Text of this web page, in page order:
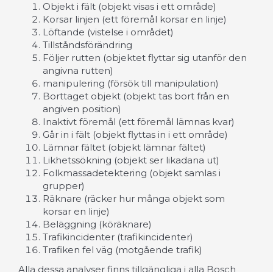
Objekt i fält (objekt visas i ett område)
Korsar linjen (ett föremål korsar en linje)
Löftande (vistelse i området)
Tillståndsförändring
Följer rutten (objektet flyttar sig utanför den
angivna rutten)
manipulering (försök till manipulation)
Borttaget objekt (objekt tas bort från en
angiven position)
Inaktivt föremål (ett föremål lämnas kvar)
Går in i fält (objekt flyttas in i ett område)
Lämnar fältet (objekt lämnar fältet)
Likhetssökning (objekt ser likadana ut)
Folkmassadetektering (objekt samlas i
grupper)
Räknare (räcker hur många objekt som
korsar en linje)
Beläggning (köräknare)
Trafikincidenter (trafikincidenter)
Trafiken fel väg (motgående trafik)
Alla dessa analyser finns tillgängliga i alla Bosch